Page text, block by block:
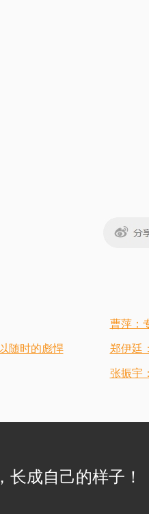
曹萍：
随时的彪悍 郑伊廷
张振宇
长成自己的样子！